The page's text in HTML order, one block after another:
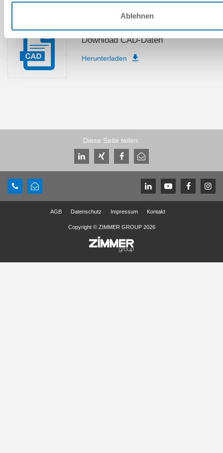
Ablehnen
Download CAD-Daten
Herunterladen
Diese Seite teilen:
AGB Datenschutz Impressum Kontakt
Copyright © ZIMMER GROUP 2026